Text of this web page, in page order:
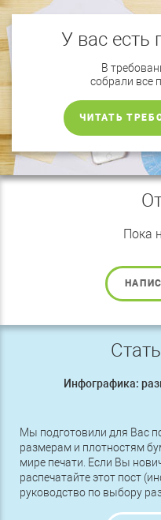
У вас есть
В
собрали все
ЧИТАТЬ
Пока
Инфографика:
Мы подготовили для Вас
размерам и плотностям
мире печати. Если Вы
распечатайте этот пост
руководство по выбору